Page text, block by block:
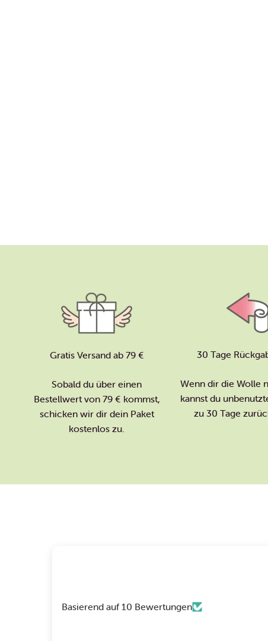
Gratis Versand ab 79 €
Sobald du über einen
Bestellwert von 79 € kommst,
schicken wir dir dein Paket
kostenlos zu.
30 Tage
Wenn dir die Wolle
kannst du
zu 30 Tage
Basierend auf 10 Bewertungen